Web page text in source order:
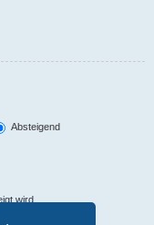
Absteigend
wird.